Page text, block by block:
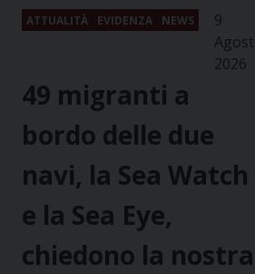
ATTUALITÀ EVIDENZA NEWS
9
2026
49 migranti a
bordo delle due
navi, la Sea Watch
e la Sea Eye,
chiedono la nostra